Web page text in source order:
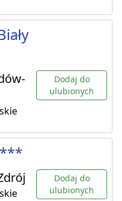
Dodaj do
ulubionych
Dodaj do
ulubionych